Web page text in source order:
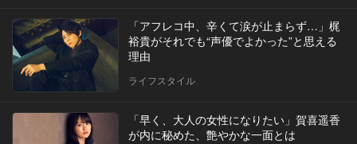
「アフレコ中、辛くて涙が止まらず…」梶
裕貴がそれでも“声優でよかった”と思える
理由
ライフスタイル
「早く、大人の女性になりたい」賀喜遥香
が内に秘めた、艶やかな一面とは